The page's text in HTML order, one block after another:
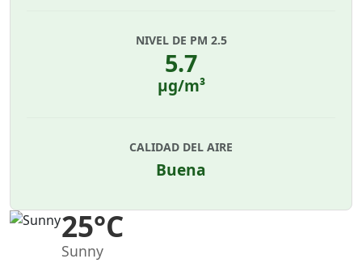
25°C
Sunny
NIVEL DE PM 2.5
5.7
µg/m³
CALIDAD DEL AIRE
Buena